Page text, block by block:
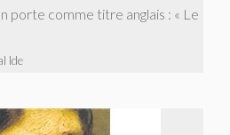
porte comme titre anglais : « Le
Ide